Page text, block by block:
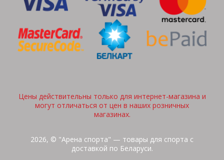
Цены действительны только для интернет-магазина и
могут отличаться от цен в наших розничных
магазинах.
2026, © "Арена спорта" — товары для спорта с
доставкой по Беларуси.